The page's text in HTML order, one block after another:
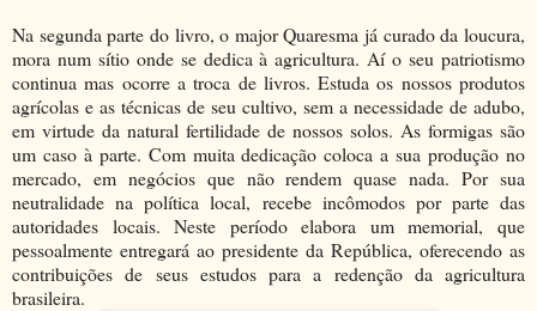
Na segunda parte do livro, o major Quaresma já curado da loucura,
mora num sítio onde se dedica à agricultura. Aí o seu patriotismo
continua mas ocorre a troca de livros. Estuda os nossos produtos
agrícolas e as técnicas de seu cultivo, sem a necessidade de adubo,
em virtude da natural fertilidade de nossos solos. As formigas são
um caso à parte. Com muita dedicação coloca a sua produção no
mercado, em negócios que não rendem quase nada. Por sua
neutralidade na política local, recebe incômodos por parte das
autoridades locais. Neste período elabora um memorial, que
pessoalmente entregará ao presidente da República, oferecendo as
contribuições de seus estudos para a redenção da agricultura
brasileira.